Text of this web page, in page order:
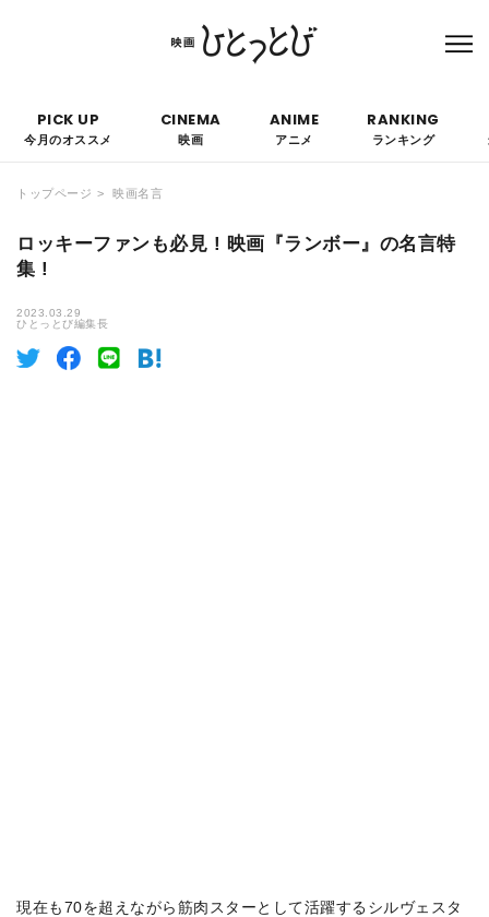
て優遇されることはありません。
PICK UP
今月のオススメ
CINEMA
映画
ANIME
アニメ
RANKING
ランキング
トップページ 映画名言
ロッキーファンも必見 ! 映画『ランボー』の名言特
集 !
2023.03.29
ひとっとび編集長
現在も70を超えながら筋肉スターとして活躍するシルヴェスタ